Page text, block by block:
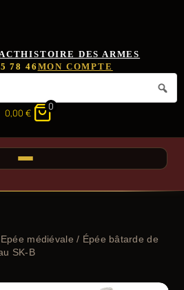
HISTOIRE DES ARMES
78 46 MON COMPTE
0,00 €
0
Epée médiévale / Épée bâtarde de
SK-B